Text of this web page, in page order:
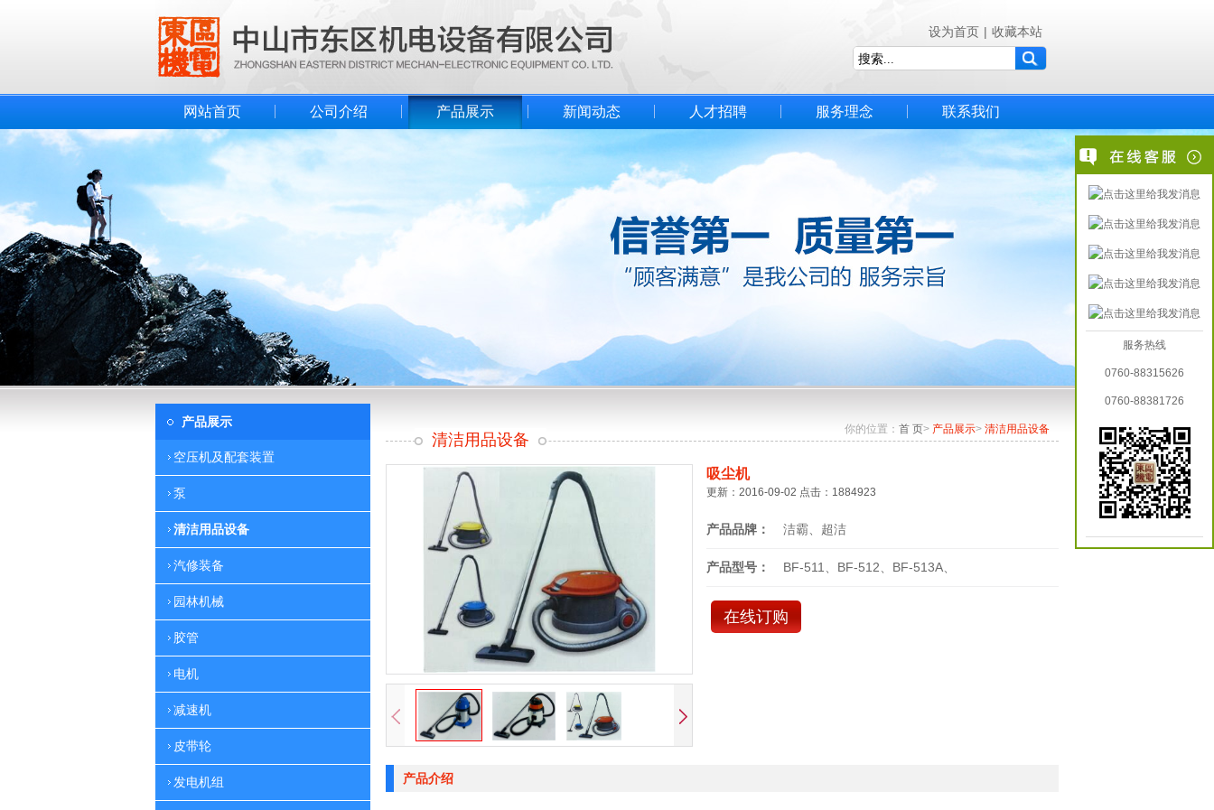
设为首页 | 收藏本站
网站首页 公司介绍 产品展示 新闻动态 人才招聘 服务理念 联系我们
产品展示
空压机及配套装置
泵
清洁用品设备
汽修装备
园林机械
胶管
电机
减速机
皮带轮
发电机组
你的位置： 首 页> 产品展示> 清洁用品设备
清洁用品设备
吸尘机
更新：2016-09-02 点击：1884923
产品品牌： 洁霸、超洁
产品型号： BF-511、BF-512、BF-513A、
在线订购
产品介绍
服务热线
0760-88315626
0760-88381726